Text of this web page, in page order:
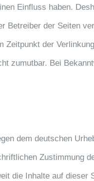
Einfluss haben.
der Seiten
der
zumutbar. Bei
dem deutschen
Zustimmung
die Inhalte auf